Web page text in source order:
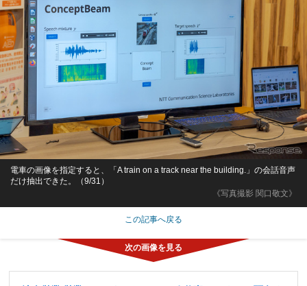
《写真撮影 関口敬文》
電車の画像を指定すると、「A train on a track near the building.」の会話音声
だけ抽出できた。（9/31）
この記事へ戻る